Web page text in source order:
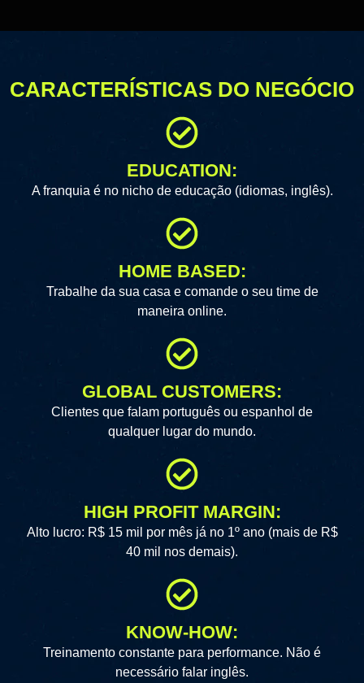
CARACTERÍSTICAS DO NEGÓCIO
EDUCATION:
A franquia é no nicho de educação (idiomas, inglês).
HOME BASED:​
Trabalhe da sua casa e comande o seu time de
maneira online.
GLOBAL CUSTOMERS:
Clientes que falam português ou espanhol de
qualquer lugar do mundo.
HIGH PROFIT MARGIN:
Alto lucro: R$ 15 mil por mês já no 1º ano (mais de R$
40 mil nos demais).
KNOW-HOW:
Treinamento constante para performance. Não é
necessário falar inglês.